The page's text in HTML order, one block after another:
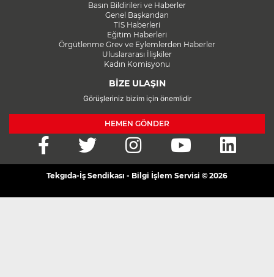
Basın Bildirileri ve Haberler
Genel Başkandan
TİS Haberleri
Eğitim Haberleri
Örgütlenme Grev ve Eylemlerden Haberler
Uluslararası İlişkiler
Kadın Komisyonu
BİZE ULAŞIN
Görüşleriniz bizim için önemlidir
HEMEN GÖNDER
Tekgıda-İş Sendikası - Bilgi İşlem Servisi © 2026